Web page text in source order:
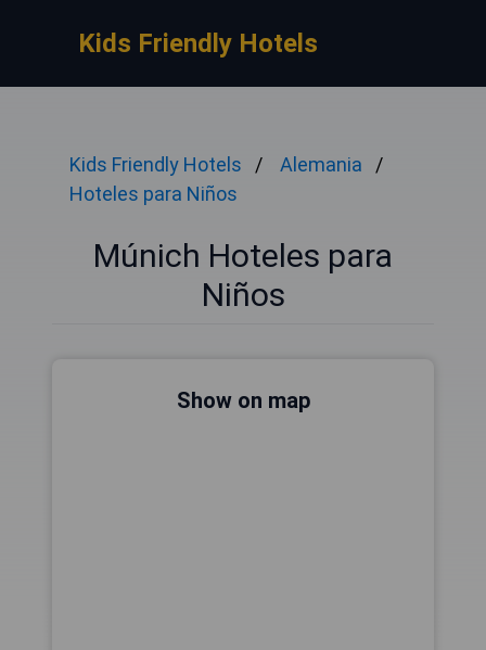
Kids Friendly Hotels
Kids Friendly Hotels
Alemania
Hoteles para Niños
Múnich Hoteles para
Niños
Show on map